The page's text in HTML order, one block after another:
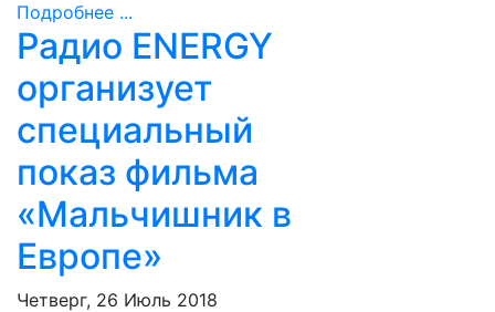
Подробнее ...
Радио ENERGY
организует
специальный
показ фильма
«Мальчишник в
Европе»
Четверг, 26 Июль 2018